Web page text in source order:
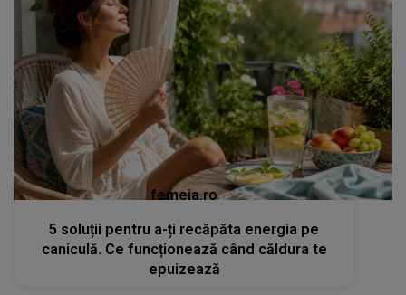
femeia.ro
5 soluții pentru a-ți recăpăta energia pe
caniculă. Ce funcționează când căldura te
epuizează